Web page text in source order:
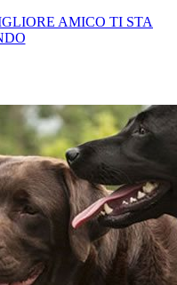
AMICO TI STA